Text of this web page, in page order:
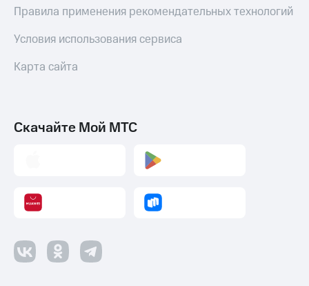
Правила применения рекомендательных технологий
Условия использования сервиса
Карта сайта
Скачайте Мой МТС